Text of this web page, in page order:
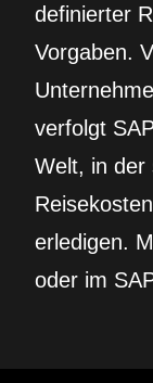
definierter
Vorgaben.
verfolgt
Welt, in der
erledigen.
oder im